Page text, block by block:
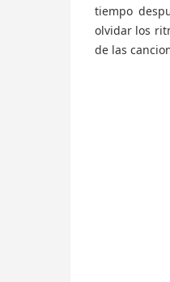
tiempo
olvidar los
de las